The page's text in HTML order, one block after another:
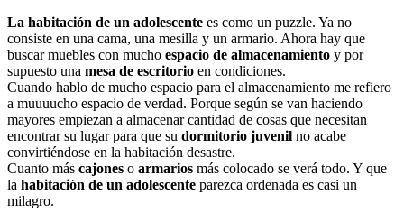
La habitación de un adolescente es como un puzzle. Ya no
consiste en una cama, una mesilla y un armario. Ahora hay que
buscar muebles con mucho espacio de almacenamiento y por
supuesto una mesa de escritorio en condiciones.
Cuando hablo de mucho espacio para el almacenamiento me refiero
a muuuucho espacio de verdad. Porque según se van haciendo
mayores empiezan a almacenar cantidad de cosas que necesitan
encontrar su lugar para que su dormitorio juvenil no acabe
convirtiéndose en la habitación desastre.
Cuanto más cajones o armarios más colocado se verá todo. Y que
la habitación de un adolescente parezca ordenada es casi un
milagro.